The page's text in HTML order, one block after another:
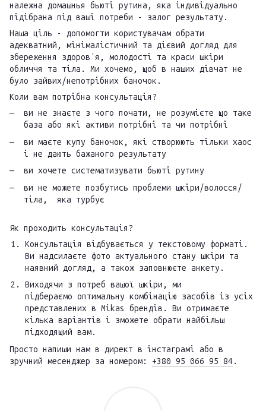
належна домашнья бьюті рутина, яка індивідуально
підібрана під ваші потреби - залог результату.
Наша ціль - допомогти користувачам обрати
адекватний, мінімалістичний та дієвий догляд для
збереження здоровʼя, молодості та краси шкіри
обличчя та тіла. Ми хочемо, щоб в наших дівчат не
було зайвих/непотрібних баночок.
Коли вам потрібна консультація?
ви не знаєте з чого почати, не розумієте що таке
база або які активи потрібні та чи потрібні
ви маєте купу баночок, які створюють тільки хаос
і не дають бажаного результату
ви хочете систематизувати бьюті рутину
ви не можете позбутись проблеми шкіри/волосся/
тіла, яка турбує
Як проходить консультація?
Консультація відбувається у текстовому форматі.
Ви надсилаєте фото актуального стану шкіри та
наявний догляд, а також заповнюєте анкету.
Виходячи з потреб вашої шкіри, ми
підбераємо оптимальну комбінацію засобів із усіх
представлених в Mikas брендів. Ви отримаєте
кілька варіантів і зможете обрати найбільш
підходящий вам.
Просто напиши нам в директ в інстаграмі або в
зручний месенджер за номером: +380 95 066 95 84.